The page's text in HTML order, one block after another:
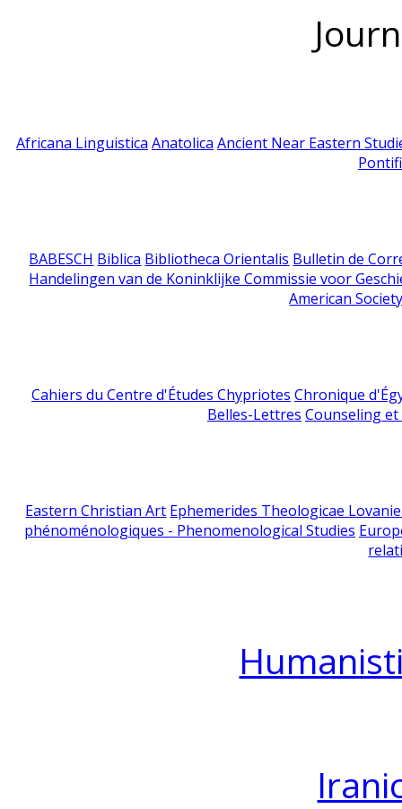
Africana Linguistica Anatolica Ancient Near Eastern
BABESCH Biblica Bibliotheca Orientalis Bulletin de
Handelingen van de Koninklijke Commissie voor
American
Cahiers du Centre d'Études Chypriotes Chronique
Belles-Lettres Counseling
Eastern Christian Art Ephemerides Theologicae
phénoménologiques - Phenomenological Studies